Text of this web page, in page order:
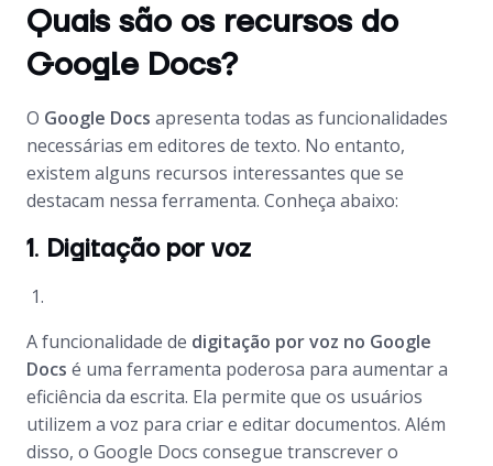
Quais são os recursos do
Google Docs?
O Google Docs apresenta todas as funcionalidades
necessárias em editores de texto. No entanto,
existem alguns recursos interessantes que se
destacam nessa ferramenta. Conheça abaixo:
1. Digitação por voz
A funcionalidade de digitação por voz no Google
Docs é uma ferramenta poderosa para aumentar a
eficiência da escrita. Ela permite que os usuários
utilizem a voz para criar e editar documentos. Além
disso, o Google Docs consegue transcrever o